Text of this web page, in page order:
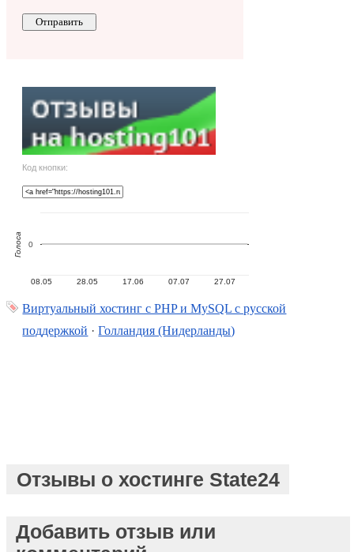
Код кнопки:
08.05 28.05 17.06 07.07 27.07
0
Голоса
Виртуальный хостинг c PHP и MySQL с русской
поддержкой ·Голландия (Нидерланды)
Отзывы о хостинге State24
Добавить отзыв или